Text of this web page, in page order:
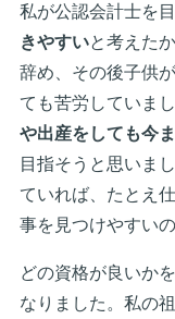
私が公認会計士を
きやすいと考えた
辞め、その後子供
ても苦労していま
や出産をしても今
目指そうと思いま
ていれば、たとえ
事を見つけやすい
どの資格が良いか
なりました。私の